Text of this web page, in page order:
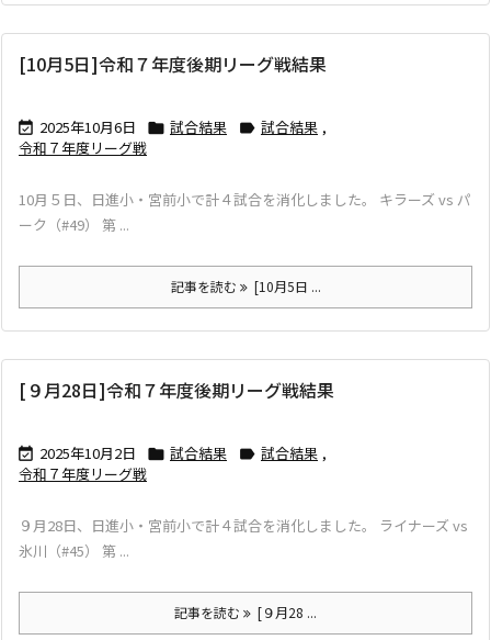
[10月5日]令和７年度後期リーグ戦結果
 2025年10月6日  試合結果  試合結果 ,
令和７年度リーグ戦
10月５日、日進小・宮前小で計４試合を消化しました。 キラーズ vs パ
ーク（#49） 第 ...
記事を読む [10月5日 ...
[９月28日]令和７年度後期リーグ戦結果
 2025年10月2日  試合結果  試合結果 ,
令和７年度リーグ戦
９月28日、日進小・宮前小で計４試合を消化しました。 ライナーズ vs
氷川（#45） 第 ...
記事を読む [９月28 ...